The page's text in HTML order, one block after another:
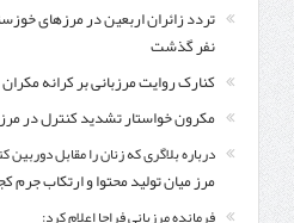
نفر گذشت
کنارک روایت مرزبانی بر کرانه مکران
مکرون خواستار تشدید کنترل‌ در
درباره بلاگری که زنان را مقابل
مرز میان تولید محتوا و ارتکاب جرم
فرمانده مرزبانی فراجا اعلام کرد: